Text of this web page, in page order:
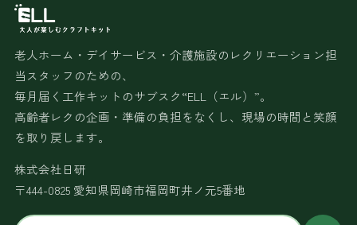
老人ホーム・デイサービス・介護施設のレクリエーション担
当スタッフのための、
毎月届く工作キットのサブスク“ELL（エル）”。
高齢者レクの企画・準備の負担をなくし、現場の時間と笑顔
を取り戻します。
株式会社日研
〒444-0825 愛知県岡崎市福岡町井ノ元5番地